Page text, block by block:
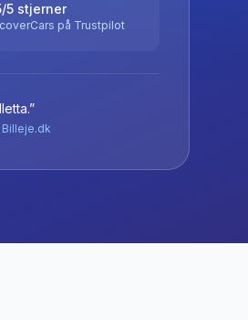
5 stjerner
på Trustpilot
.”